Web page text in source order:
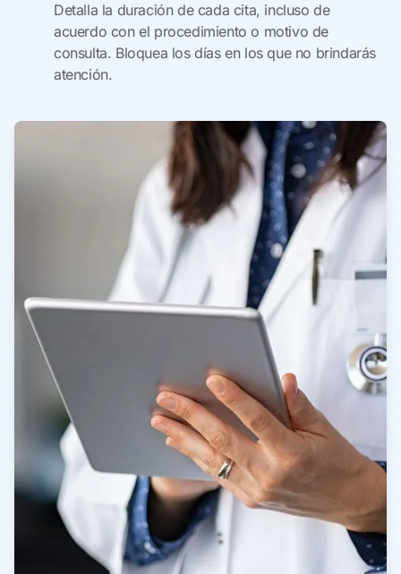
Detalla la duración de cada cita, incluso de
acuerdo con el procedimiento o motivo de
consulta. Bloquea los días en los que no brindarás
atención.